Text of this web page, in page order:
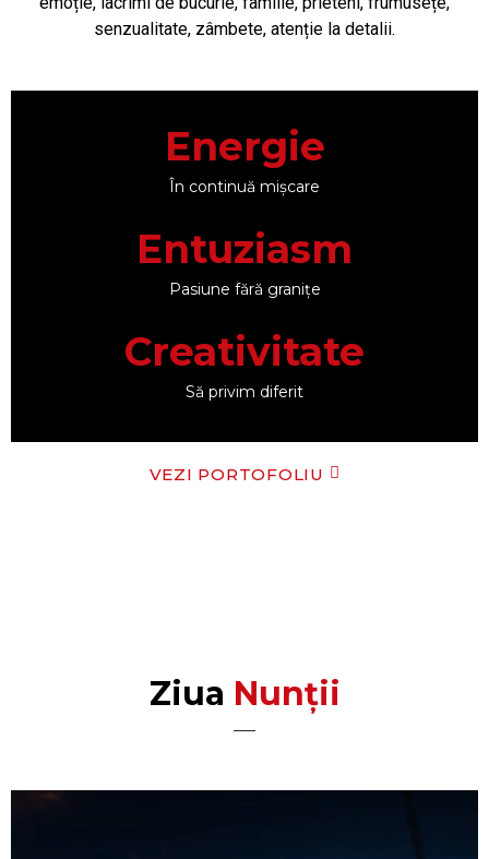
senzualitate, zâmbete, atenție la detalii.
Energie
În continuă mișcare
Entuziasm
Pasiune fără granițe
Creativitate
Să privim diferit
VEZI PORTOFOLIU
Ziua Nunții